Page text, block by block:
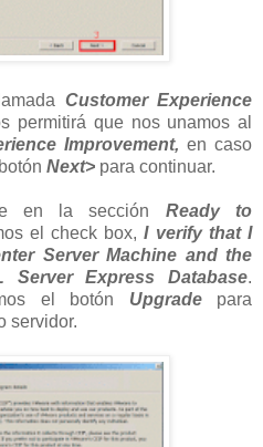
Customer Experience
permitirá que nos unamos al
Improvement, en caso
Next> para continuar.
en la sección Ready to
el check box,I verify that I
Server Machine and the
Server Express Database.
el botón Upgrade para
servidor.